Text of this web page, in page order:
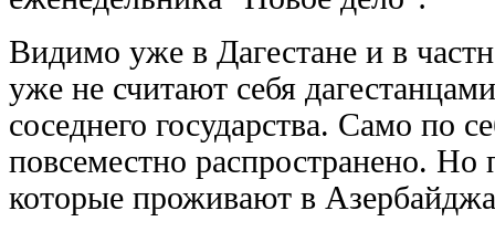
Видимо уже в Дагестане и в
уже не считают себя
соседнего государства. Само по
повсеместно распространено.
которые проживают в